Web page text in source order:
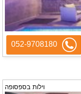
052-9708180
וילות בספסופה